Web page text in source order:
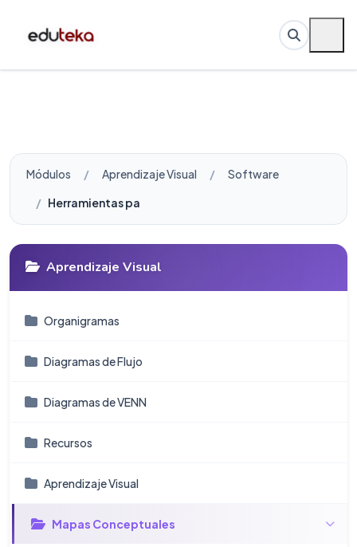
Módulos Aprendizaje Visual
Software
Herramientas para elaborar Mapas Conceptuales
Aprendizaje Visual
Organigramas
Diagramas de Flujo
Diagramas de VENN
Recursos
Aprendizaje Visual
Mapas Conceptuales